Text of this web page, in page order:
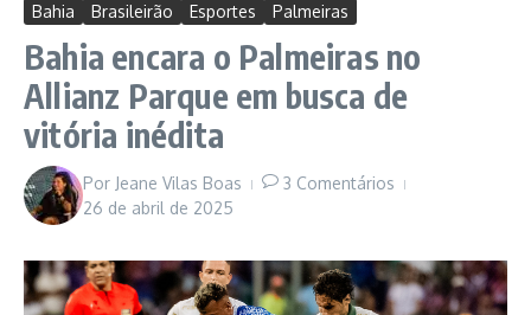
Bahia Brasileirão Esportes Palmeiras
Bahia encara o Palmeiras no
Allianz Parque em busca de
vitória inédita
Por Jeane Vilas Boas
3 Comentários
26 de abril de 2025